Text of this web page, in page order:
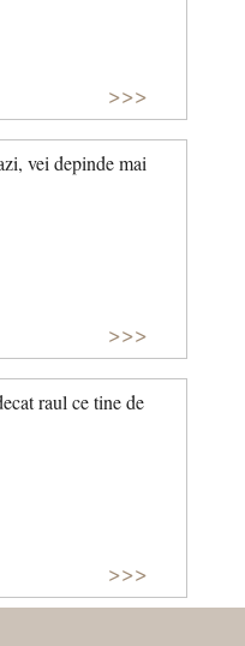
>>>
vei depinde mai
>>>
raul ce tine de
>>>